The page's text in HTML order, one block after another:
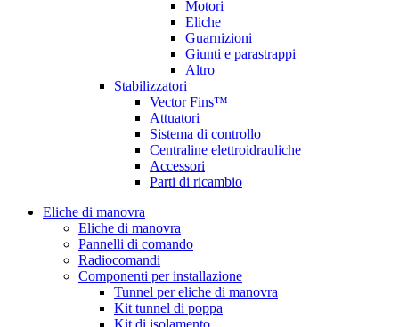
Motori
Eliche
Guarnizioni
Giunti e parastrappi
Altro
Stabilizzatori
Vector Fins™
Attuatori
Sistema di controllo
Centraline elettroidrauliche
Accessori
Parti di ricambio
Eliche di manovra
Eliche di manovra
Pannelli di comando
Radiocomandi
Componenti per installazione
Tunnel per eliche di manovra
Kit tunnel di poppa
Kit di isolamento